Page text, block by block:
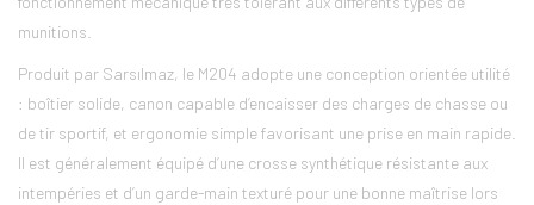
munitions.
Produit par Sarsılmaz, le M204 adopte une conception orientée utilité
: boîtier solide, canon capable d’encaisser des charges de chasse ou
de tir sportif, et ergonomie simple favorisant une prise en main rapide.
Il est généralement équipé d’une crosse synthétique résistante aux
intempéries et d’un garde-main texturé pour une bonne maîtrise lors